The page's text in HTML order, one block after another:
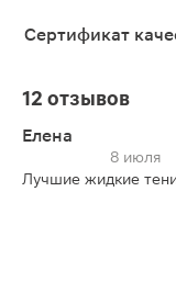
Сертификат
12 отзывов
Елена
8 июля
Лучшие жидкие